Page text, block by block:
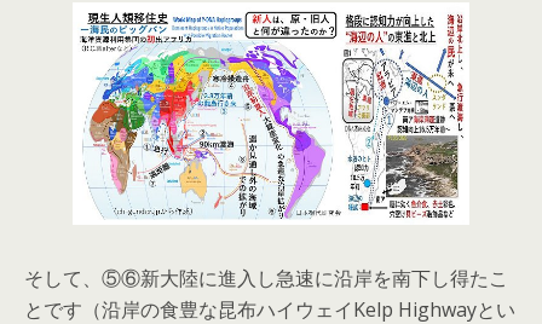
そして、⑤⑥新大陸に進入し急速に沿岸を南下し得たこ
とです（沿岸の食豊な昆布ハイウェイKelp Highwayとい